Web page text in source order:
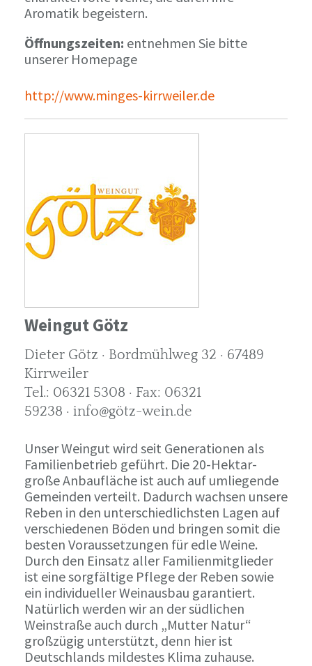
Aromatik begeistern.
Öffnungszeiten: entnehmen Sie bitte
unserer Homepage
http://www.minges-kirrweiler.de
Weingut Götz
Dieter Götz · Bordmühlweg 32 · 67489
Kirrweiler
Tel.: 06321 5308 · Fax: 06321
59238 · info@götz-wein.de
Unser Weingut wird seit Generationen als
Familienbetrieb geführt. Die 20-Hektar-
große Anbaufläche ist auch auf umliegende
Gemeinden verteilt. Dadurch wachsen unsere
Reben in den unterschiedlichsten Lagen auf
verschiedenen Böden und bringen somit die
besten Voraussetzungen für edle Weine.
Durch den Einsatz aller Familienmitglieder
ist eine sorgfältige Pflege der Reben sowie
ein individueller Weinausbau garantiert.
Natürlich werden wir an der südlichen
Weinstraße auch durch „Mutter Natur“
großzügig unterstützt, denn hier ist
Deutschlands mildestes Klima zuhause.